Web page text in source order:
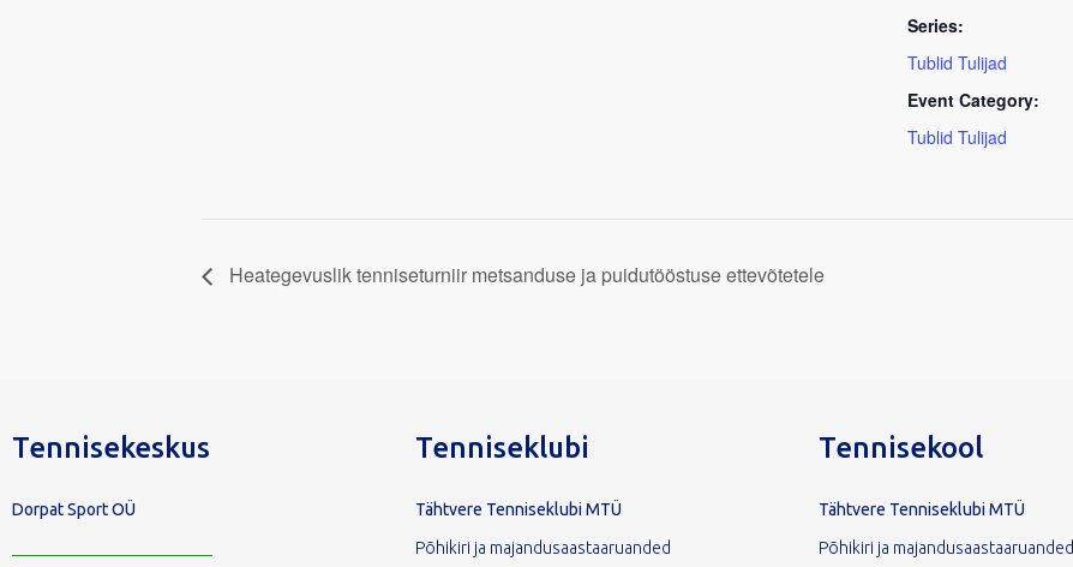
Series:
Tublid Tulijad
Event Category:
Tublid Tulijad
Heategevuslik tenniseturniir metsanduse ja puidutööstuse ettevõtetele
Tennisekeskus
Dorpat Sport OÜ
Tenniseklubi
Tähtvere Tenniseklubi MTÜ
Põhikiri ja majandusaastaaruanded
Tennisekool
Tähtvere Tenniseklubi MTÜ
Põhikiri ja majandusaastaaruanded